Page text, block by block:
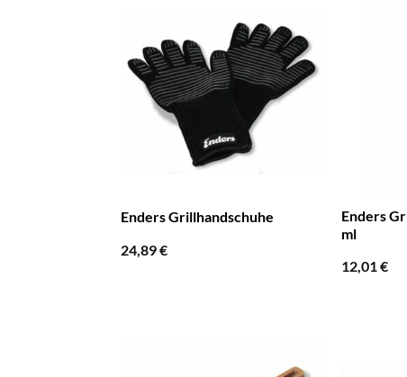
Enders Grillhandschuhe
24,89€
Enders
ml
12,01€